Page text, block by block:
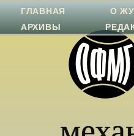
ГЛАВНАЯ О
АРХИВЫ